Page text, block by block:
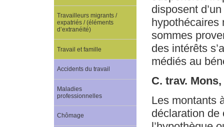
disposent
hypothécaires
sommes
des intérêts
médiés au
C. trav. Mons,
Les montants
déclaration de
Travailleurs migrants /
expatriés / (éléments
d’extranéité)
Travail et famille
Accidents du travail
Maladies
professionnelles
Chômage